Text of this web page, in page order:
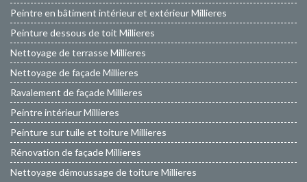
Peintre en bâtiment intérieur et extérieur Millieres
Peinture dessous de toit Millieres
Nettoyage de terrasse Millieres
Nettoyage de façade Millieres
Ravalement de façade Millieres
Peintre intérieur Millieres
Peinture sur tuile et toiture Millieres
Rénovation de façade Millieres
Nettoyage démoussage de toiture Millieres